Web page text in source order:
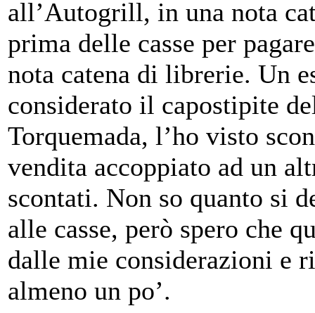
all’Autogrill, in una nota
prima delle casse per
nota catena di librerie. Un
considerato il capostipite
Torquemada, l’ho visto
vendita accoppiato ad un
scontati. Non so quanto si
alle casse, però spero che
dalle mie considerazioni e
almeno un po’.